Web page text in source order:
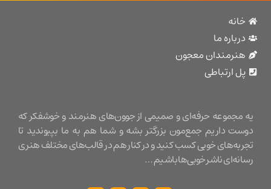
ما
معجون
ارتباطی
حرفه‌ای و صمیمی از جوون‌های هنرمند و خوشفکر که
داریم جمع‌مون بزرگتر بشه و شما هم به ما بپیوندید تا
خوبی کسب کنید و در کنار هم در قالب‌های مختلف هنری
ناشر خوبی‌ها باشیم …